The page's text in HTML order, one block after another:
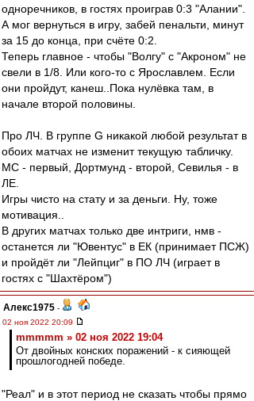
одноречников, в гостях проиграв 0:3 "Алании".
А мог вернуться в игру, забей пенальти, минут
за 15 до конца, при счёте 0:2.
Теперь главное - чтобы "Волгу" с "Акроном" не
свели в 1/8. Или кого-то с Ярославлем. Если
они пройдут, канеш..Пока нулёвка там, в
начале второй половины.
Про ЛЧ. В группе G никакой любой результат в
обоих матчах не изменит текущую табличку.
МС - первый, Дортмунд - второй, Севилья - в
ЛЕ.
Игры чисто на стату и за деньги. Ну, тоже
мотивация..
В других матчах только две интриги, нмв -
останется ли "Ювентус" в ЕК (принимает ПСЖ)
и пройдёт ли "Лейпциг" в ПО ЛЧ (играет в
гостях с "Шахтёром")
Алекс1975 -
02 ноя 2022 20:09
mmmmm » 02 ноя 2022 19:04
От двойных конских поражений - к сияющей
прошлогодней победе.
"Реал" и в этот период не сказать чтобы прямо